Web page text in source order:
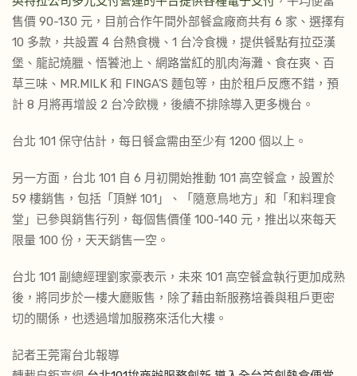
售價 90-130 元，目前合作午間外部餐盒廠商共有 6 家、選擇有
10 多款，共設置 4 台熱食機、1 台冷食機，提供餐點有拉亞漢
堡、龍記燒臘、悟饕池上、網路當紅的肌肉海灘、食在爽、百
草三味、MR.MILK 和 FINGA’S 麵包等，由於租戶反應不錯，預
計 8 月將再增設 2 台冷飲機，後續不排除導入更多機台。
台北 101 保守估計，每日餐盒需由至少有 1200 個以上。
另一方面，台北 101 自 6 月初開始推動 101 高空餐盒，設置於
59 樓銷售，包括「頂鮮 101」、「隨意鳥地方」和「和料理食
堂」已參與銷售行列，每個售價僅 100-140 元，推出以來每天
限量 100 份，天天銷售一空。
台北 101 副總經理劉家豪表示，未來 101 高空餐盒執行更加成熟
後，將同步於一樓大廳販售，除了藉由新服務培養與租戶更密
切的關係，也透過增加服務來活化大樓。
記者王莞甯台北報導